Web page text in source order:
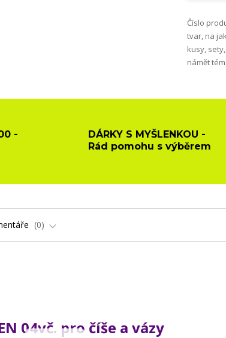
Číslo
tvar, na
kusy,
námět
-
DÁRKY S MYŠLENKOU -
Rád pomohu s výběrem
0
04vč. pro číše a vázy